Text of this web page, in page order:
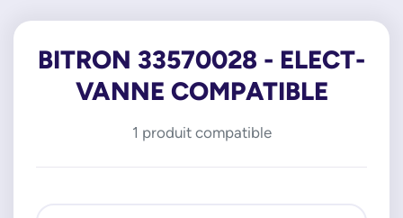
BITRON 33570028 - ELECT-
VANNE COMPATIBLE
1 produit compatible